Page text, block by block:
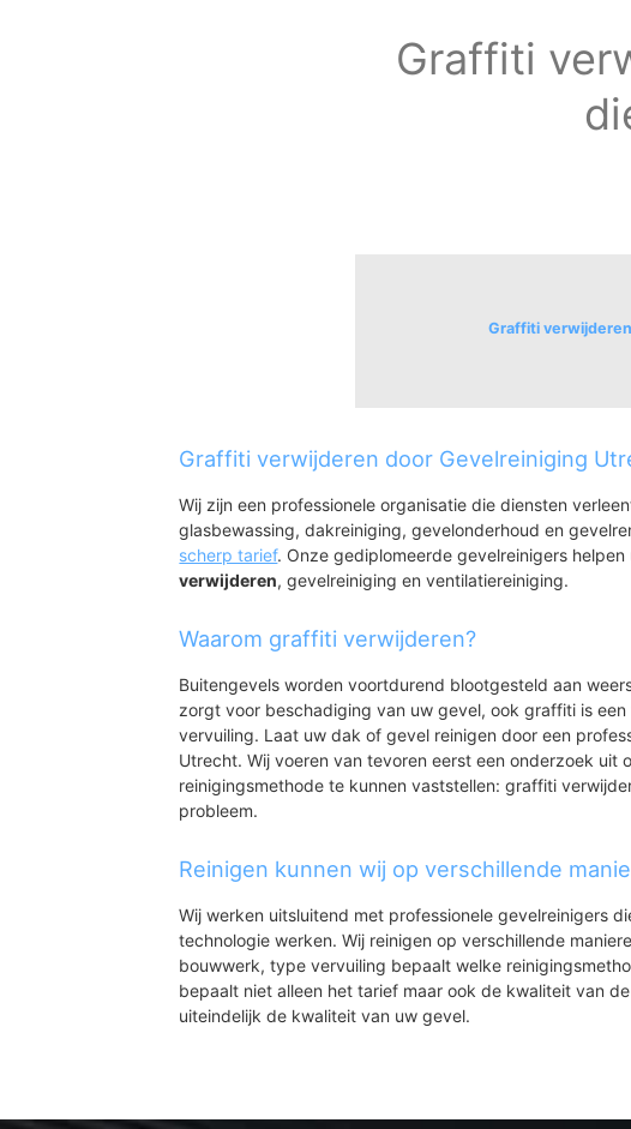
Graffiti
Graffiti
Batau Noord
Batau Zuid
Batau Zuid
Blokhoeve
Blokhoeve
De Wiers
Doorslag
Doorslag
Fokkesteeg
Fokkesteeg
Galecop
Galecop
Graffiti verwijderen door Gevelreiniging
Wij zijn een professionele organisatie die diensten
glasbewassing, dakreiniging, gevelonderhoud en
scherp tarief. Onze gediplomeerde gevelreinigers
verwijderen, gevelreiniging en ventilatiereiniging.
Waarom graffiti verwijderen?
Buitengevels worden voortdurend blootgesteld aan
zorgt voor beschadiging van uw gevel, ook graffiti is
vervuiling. Laat uw dak of gevel reinigen door een
Utrecht. Wij voeren van tevoren eerst een onderzoek uit
reinigingsmethode te kunnen vaststellen: graffiti
probleem.
Reinigen kunnen wij op verschillende
Wij werken uitsluitend met professionele gevelreinigers
technologie werken. Wij reinigen op verschillende
bouwwerk, type vervuiling bepaalt welke
bepaalt niet alleen het tarief maar ook de kwaliteit van
uiteindelijk de kwaliteit van uw gevel.